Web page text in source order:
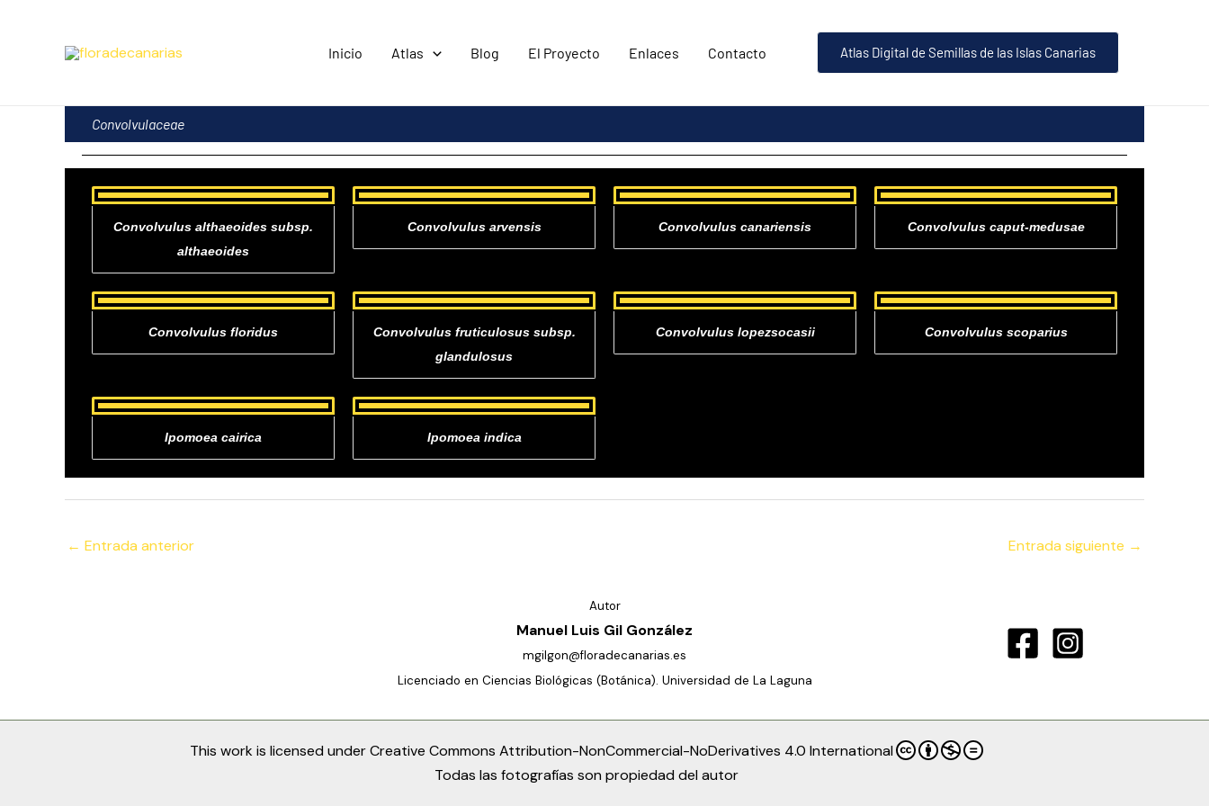
contenido
Inicio Atlas Blog El Proyecto Enlaces Contacto Atlas Digital de Semillas de las Islas Canarias
Convolvulaceae
Convolvulus althaeoides subsp.
althaeoides
Convolvulus arvensis Convolvulus canariensis Convolvulus caput-medusae
Convolvulus floridus
Convolvulus fruticulosus subsp.
glandulosus
Convolvulus lopezsocasii Convolvulus scoparius
Ipomoea cairica Ipomoea indica
← Entrada anterior Entrada siguiente →
Autor
Manuel Luis Gil González
mgilgon@floradecanarias.es
Licenciado en Ciencias Biológicas (Botánica). Universidad de La Laguna
This work is licensed underCreative Commons Attribution-NonCommercial-NoDerivatives 4.0 International
Todas las fotografías son propiedad del autor